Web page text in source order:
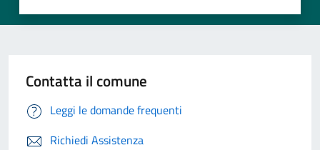
Contatta il comune
Leggi le domande frequenti
Richiedi Assistenza